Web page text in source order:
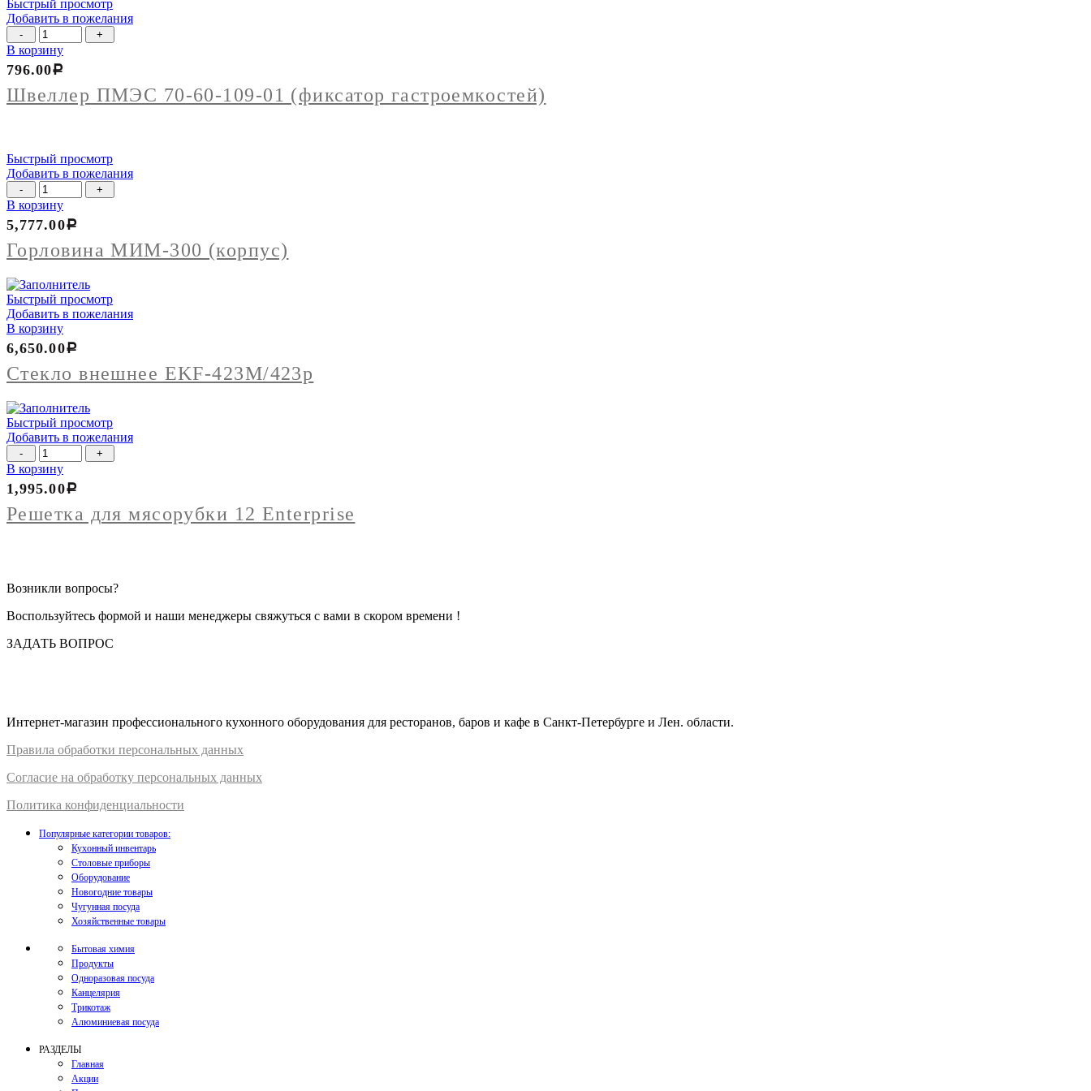
Быстрый просмотр
Добавить в пожелания
Количество
товара
Швеллер
ПМЭС
70-
60-
гастроемкостей)
В корзину
Швеллер ПМЭС 70-60-109-01 (фиксатор гастроемкостей)
796.00Р
Быстрый просмотр
Добавить в пожелания
Количество
товара
Горловина
МИМ-300
(корпус)
В корзину
Горловина МИМ-300 (корпус)
5,777.00Р
Быстрый просмотр
Добавить в пожелания
В корзину
Стекло внешнее EKF-423M/423p
6,650.00Р
Быстрый просмотр
Добавить в пожелания
Количество
товара
Решетка
для
мясорубки
12
В корзину
Решетка для мясорубки 12 Enterprise
1,995.00Р
Возникли вопросы?
Воспользуйтесь формой и наши менеджеры свяжуться с вами в скором времени !
ЗАДАТЬ ВОПРОС
Интернет-магазин профессионального кухонного оборудования для ресторанов, баров и кафе в Санкт-Петербурге и Лен. области.
Правила обработки персональных данных
Согласие на обработку персональных данных
Политика конфиденциальности
Популярные категории товаров:
Кухонный инвентарь
Столовые приборы
Оборудование
Новогодние товары
Чугунная посуда
Хозяйственные товары
Бытовая химия
Продукты
Одноразовая посуда
Канцелярия
Трикотаж
Алюминиевая посуда
РАЗДЕЛЫ
Главная
Акции